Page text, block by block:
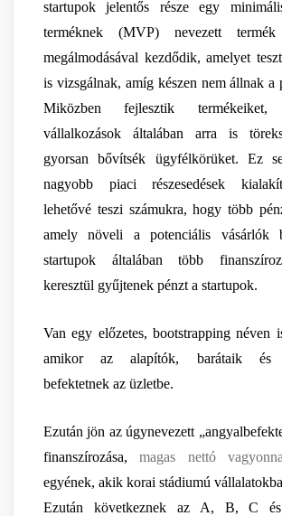
startupok jelentős része egy
terméknek (MVP) nevezett termék
megálmodásával kezdődik, amelyet
is vizsgálnak, amíg készen nem állnak a
Miközben fejlesztik
vállalkozások általában arra is
gyorsan bővítsék ügyfélkörüket. Ez
nagyobb piaci részesedések
lehetővé teszi számukra, hogy több
amely növeli a potenciális vásárlók
startupok általában több
keresztül gyűjtenek pénzt a startupok.
Van egy előzetes, bootstrapping néven
amikor az alapítók, barátaik és
befektetnek az üzletbe.
Ezután jön az úgynevezett
finanszírozása, magas nettó
egyének, akik korai stádiumú
Ezután következnek az A, B, C